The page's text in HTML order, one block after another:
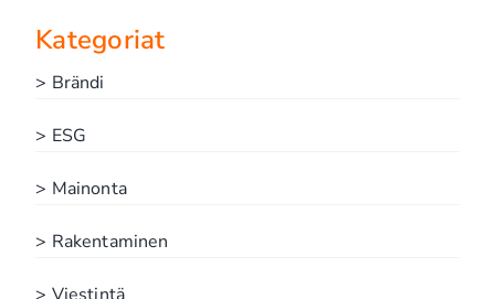
Kategoriat
> Brändi
> ESG
> Mainonta
> Rakentaminen